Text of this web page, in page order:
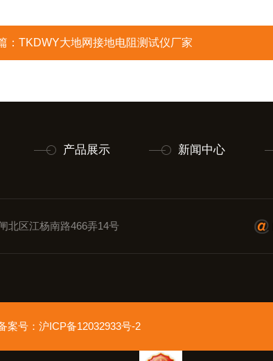
： TKDWY大地网接地电阻测试仪厂家
产品展示 新闻中心
北区江杨南路466弄14号
案号： 沪ICP备12032933号-2